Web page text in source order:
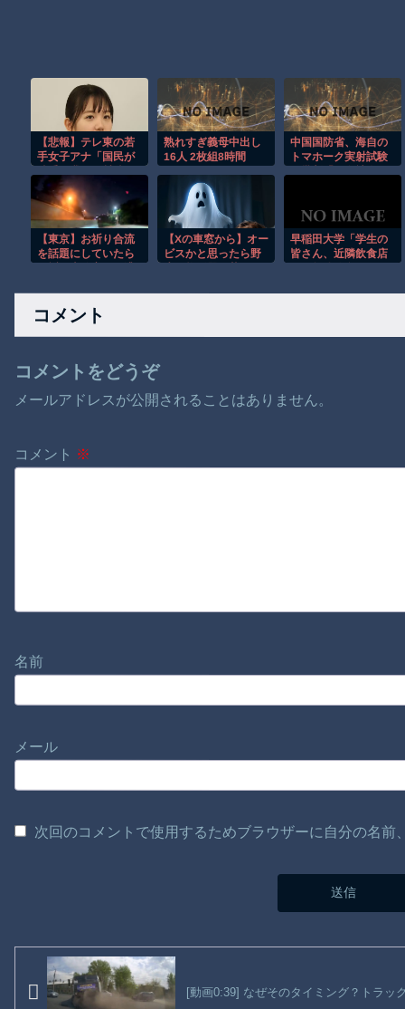
【悲報】テレ東の若
手女子アナ「国民が
カメラを向ける
な！」→何様のつも
りだと炎上ｗｗｗｗ
ｗｗ
熟れすぎ義母中出し
16人 2枚組8時間
中国国防省、海自の
トマホーク実射試験
【東京】お祈り合流
を話題にしていたら
コ。
【Xの車窓から】オー
ビスかと思ったら野
早稲田大学「学生の
皆さん、近隣飲食店
コメント
コメントをどうぞ
メールアドレスが公開されることはありません。
コメント ※
名前
メール
次回のコメントで使用するためブラウザーに自分の名
[動画0:39] なぜそのタイミング？トラッ